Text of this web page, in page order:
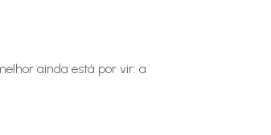
ainda está por vir: a